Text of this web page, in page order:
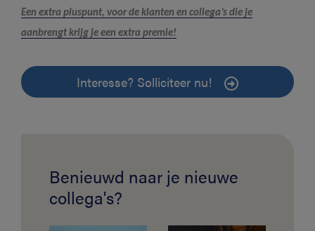
Een extra pluspunt, voor de klanten en collega’s die je
aanbrengt krijg je een extra premie!
Interesse? Solliciteer nu!
Benieuwd naar je nieuwe
collega's?